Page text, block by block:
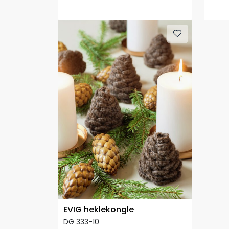
EVIG heklekongle
DG 333-10